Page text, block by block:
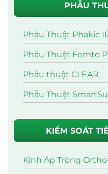
PHẪU
Phẫu Thuật Phakic
Phẫu Thuật Femto
Phẫu thuật CLEAR
Phẫu Thuật
KIỂM SOÁT
Kính Áp Tròng